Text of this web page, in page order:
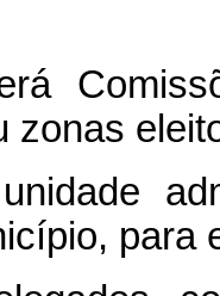
zonas
para